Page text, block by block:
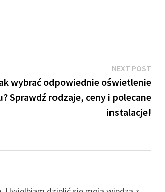
NEXT POST
post:
wybrać odpowiednie oświetlenie
Sprawdź rodzaje, ceny i polecane
instalacje!